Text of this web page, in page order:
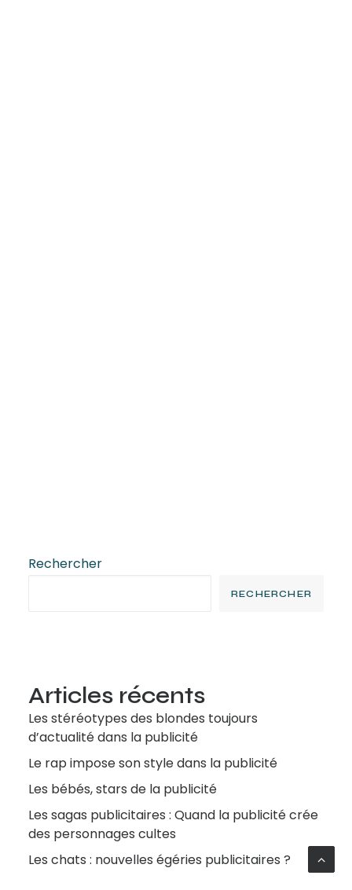
Rechercher
RECHERCHER
Articles récents
Les stéréotypes des blondes toujours
d’actualité dans la publicité
Le rap impose son style dans la publicité
Les bébés, stars de la publicité
Les sagas publicitaires : Quand la publicité crée
des personnages cultes
Les chats : nouvelles égéries publicitaires ?